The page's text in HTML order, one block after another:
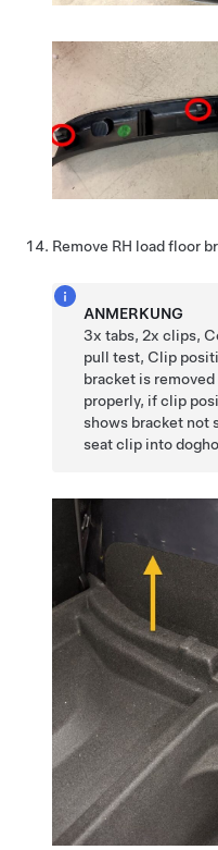
Remove RH load floor
ANMERKUNG
3x tabs, 2x clips,
pull test, Clip
bracket is
properly, if clip
shows bracket not
seat clip into